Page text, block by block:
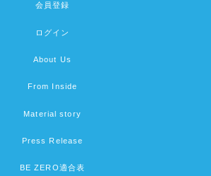
会員登録
ログイン
About Us
From Inside
Material story
Press Release
BE ZERO適合表